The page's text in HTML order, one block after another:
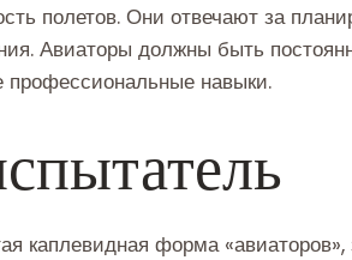
полетов. Они отвечают за
Авиаторы должны быть
профессиональные навыки.
каплевидная форма